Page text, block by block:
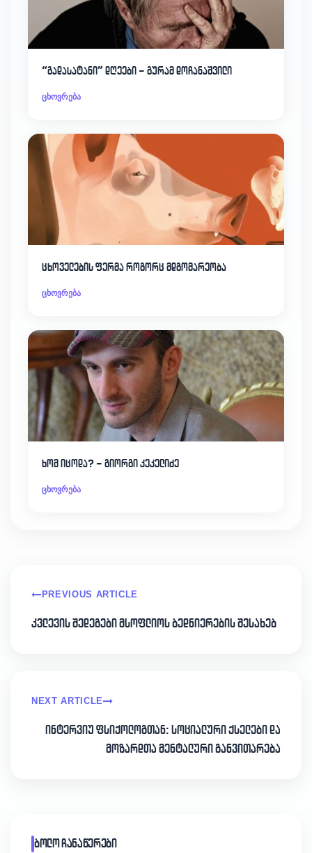
“გადასატანი” დღეები – გურამ დოჩანაშვილი
ცხოვრება
ცხოველების ფერმა როგორც მდგომარეობა
ცხოვრება
ხომ იცოდა? – გიორგი კეკელიძე
ცხოვრება
PREVIOUS ARTICLE
კვლევის შედეგები მსოფლიოს ბედნიერების შესახებ
NEXT ARTICLE
ინტერვიუ ფსიქოლოგთან: სოციალური ქსელები და
მოზარდთა მენტალური განვითარება
ბოლო ჩანაწერები